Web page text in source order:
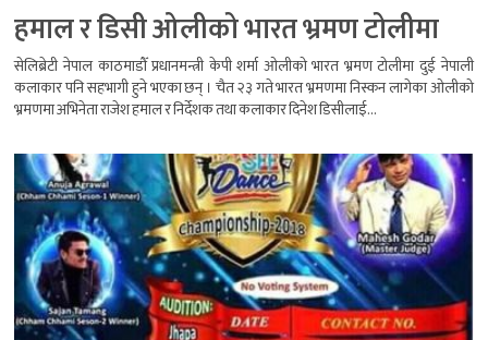
हमाल र डिसी ओलीको भारत भ्रमण टोलीमा
सेलिब्रेटी नेपाल काठमाडौँ प्रधानमन्त्री केपी शर्मा ओलीको भारत भ्रमण टोलीमा दुई नेपाली
कलाकार पनि सहभागी हुने भएका छन् । चैत २३ गते भारत भ्रमणमा निस्कन लागेका ओलीको
भ्रमणमा अभिनेता राजेश हमाल र निर्देशक तथा कलाकार दिनेश डिसीलाई...